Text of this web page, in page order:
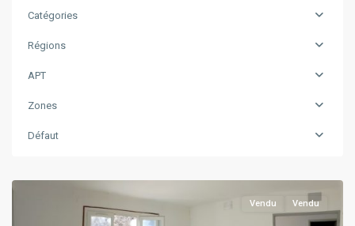
Catégories
Régions
APT
Zones
Défaut
Vendu Vendu